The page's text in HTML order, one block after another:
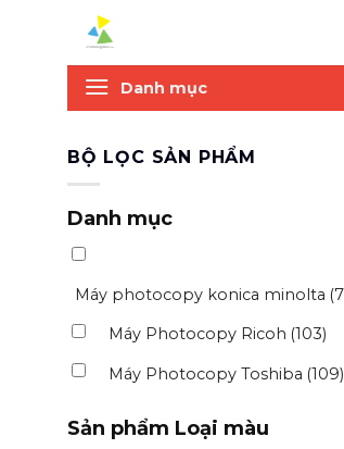
Danh mục
BỘ LỌC SẢN PHẨM
Danh mục
Máy photocopy konica minolta
Máy Photocopy Ricoh (103)
Máy Photocopy Toshiba (109)
Sản phẩm Loại màu